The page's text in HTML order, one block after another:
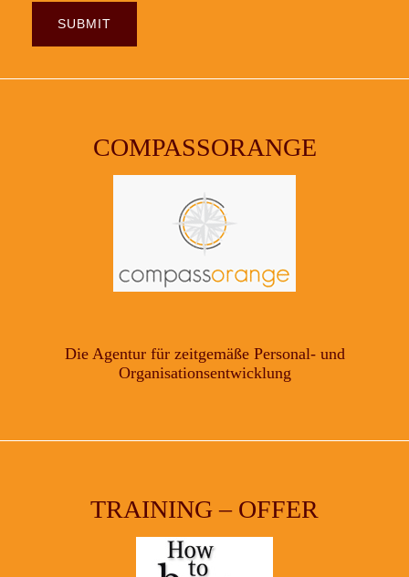
COMPASSORANGE
Die Agentur für zeitgemäße Personal- und
Organisationsentwicklung
TRAINING – OFFER